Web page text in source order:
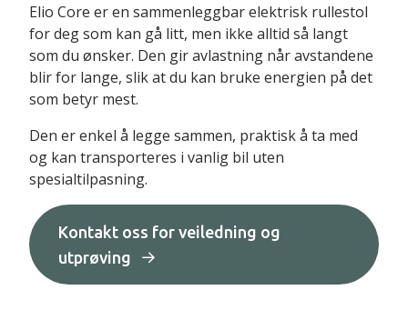
Elio Core er en sammenleggbar elektrisk rullestol
for deg som kan gå litt, men ikke alltid så langt
som du ønsker. Den gir avlastning når avstandene
blir for lange, slik at du kan bruke energien på det
som betyr mest.
Den er enkel å legge sammen, praktisk å ta med
og kan transporteres i vanlig bil uten
spesialtilpasning.
Kontakt oss for veiledning og
utprøving